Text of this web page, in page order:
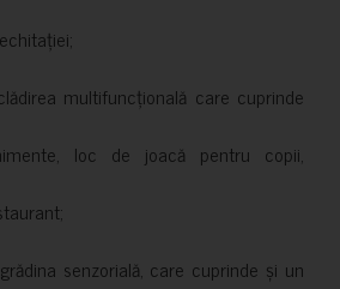
multifuncțională care cuprinde
loc de joacă pentru copii,
senzorială, care cuprinde și un